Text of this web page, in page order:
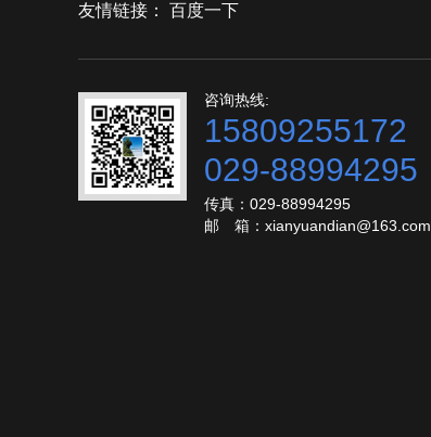
友情链接： 百度一下
咨询热线:
15809255172
029-88994295
传真：029-88994295
邮 箱：xianyuandian@163.com